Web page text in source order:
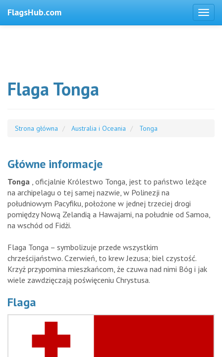
FlagsHub.com
Flaga Tonga
Strona główna Australia i Oceania Tonga
Główne informacje
Tonga , oficjalnie Królestwo Tonga, jest to państwo leżące
na archipelagu o tej samej nazwie, w Polinezji na
południowym Pacyfiku, położone w jednej trzeciej drogi
pomiędzy Nową Zelandią a Hawajami, na południe od Samoa,
na wschód od Fidżi.
Flaga Tonga – symbolizuje przede wszystkim
chrześcijaństwo. Czerwień, to krew Jezusa; biel czystość.
Krzyż przypomina mieszkańcom, że czuwa nad nimi Bóg i jak
wiele zawdzięczają poświęceniu Chrystusa.
Flaga